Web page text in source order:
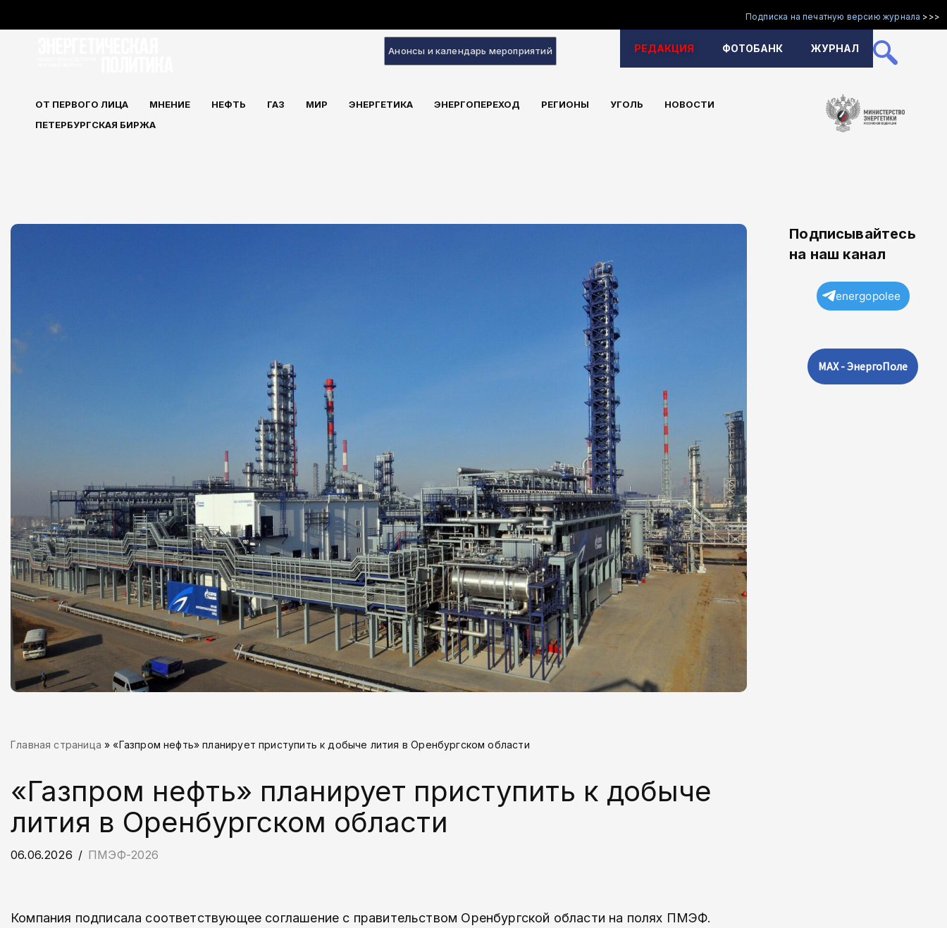
Подписка на печатную версию журнала >>>
Анонсы и календарь мероприятий РЕДАКЦИЯ ФОТОБАНК ЖУРНАЛ
ОТ ПЕРВОГО ЛИЦА МНЕНИЕ НЕФТЬ ГАЗ МИР ЭНЕРГЕТИКА ЭНЕРГОПЕРЕХОД РЕГИОНЫ УГОЛЬ
НОВОСТИ
ПЕТЕРБУРГСКАЯ БИРЖА
Главная страница »«Газпром нефть» планирует приступить к добыче лития в Оренбургском области
«Газпром нефть» планирует приступить к добыче
лития в Оренбургском области
06.06.2026 ПМЭФ-2026
Компания подписала соответствующее соглашение с правительством Оренбургской области на полях ПМЭФ.
Подписывайтесь
на наш канал
energopolee
MAX - ЭнергоПоле